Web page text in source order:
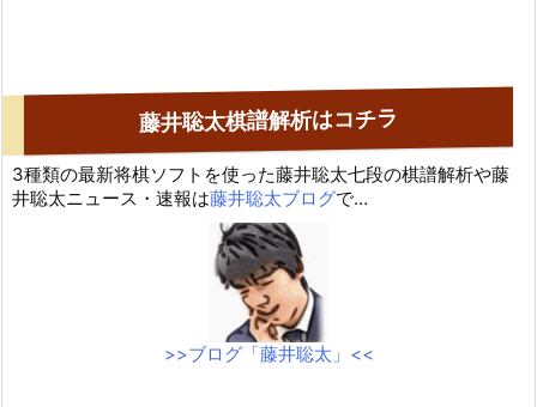
藤井聡太棋譜解析はコチラ
3種類の最新将棋ソフトを使った藤井聡太七段の棋譜解析や藤
井聡太ニュース・速報は藤井聡太ブログで…
>>ブログ「藤井聡太」<<